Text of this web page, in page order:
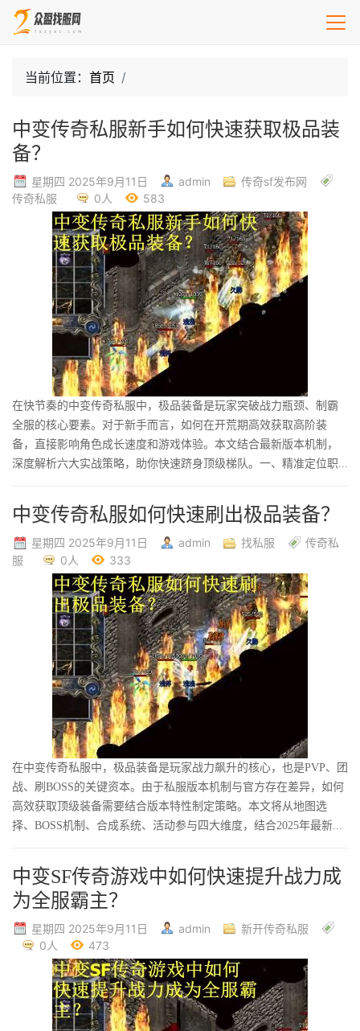
当前位置： 首页
中变传奇私服新手如何快速获取极品装
备？
星期四 2025年9月11日 admin
传奇sf发布网
传奇私服
0人 583
在快节奏的中变传奇私服中，极品装备是玩家突破战力瓶颈、制霸
全服的核心要素。对于新手而言，如何在开荒期高效获取高阶装
备，直接影响角色成长速度和游戏体验。本文结合最新版本机制，
深度解析六大实战策略，助你快速跻身顶级梯队。一、精准定位职...
中变传奇私服如何快速刷出极品装备？
星期四 2025年9月11日 admin 找私服
传奇私
服
0人 333
在中变传奇私服中，极品装备是玩家战力飙升的核心，也是PVP、团
战、刷BOSS的关键资本。由于私服版本机制与官方存在差异，如何
高效获取顶级装备需要结合版本特性制定策略。本文将从地图选
择、BOSS机制、合成系统、活动参与四大维度，结合2025年最新...
中变SF传奇游戏中如何快速提升战力成
为全服霸主？
星期四 2025年9月11日 admin
新开传奇私服
0人
473